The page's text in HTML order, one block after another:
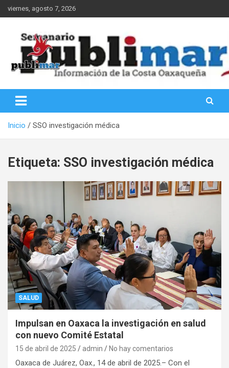
Saltar
al
viernes, agosto 7, 2026
PubliMar
Inicio SSO investigación médica
Etiqueta: SSO investigación médica
SALUD
Impulsan en Oaxaca la investigación en salud
con nuevo Comité Estatal
15 de abril de 2025 admin No hay comentarios
Oaxaca de Juárez, Oax., 14 de abril de 2025.– Con el